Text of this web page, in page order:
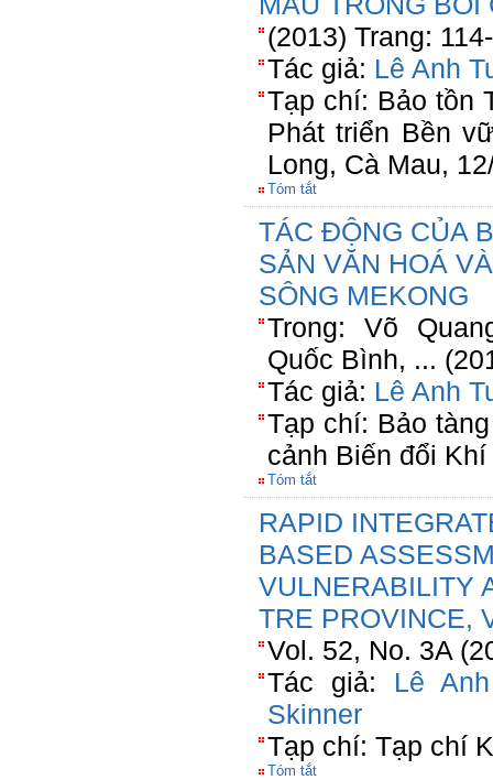
(2013) Trang:
Tác giả: Lê Anh
Tạp chí: Bảo tồn
Phát triển Bền
Long, Cà Mau,
Tóm tắt
TÁC ĐỘNG CỦA
SẢN VĂN HOÁ
SÔNG MEKONG
Trong: Võ
Quốc Bình, ...
Tác giả: Lê Anh
Tạp chí: Bảo
cảnh Biến đổi Khí
Tóm tắt
RAPID
BASED
VULNERABILITY
TRE PROVINCE,
Vol. 52, No. 3A
Tác giả: Lê
Skinner
Tạp chí: Tạp chí
Tóm tắt